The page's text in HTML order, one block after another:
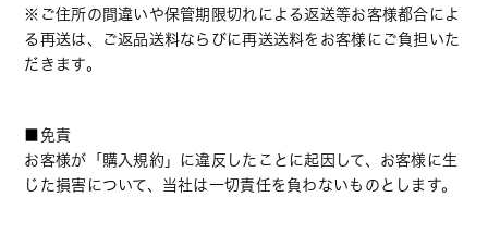
※ご住所の間違いや保管期限切れによる返送等お客様都合によ
る再送は、ご返品送料ならびに再送送料をお客様にご負担いた
だきます。
■免責
お客様が「購入規約」に違反したことに起因して、お客様に生
じた損害について、当社は一切責任を負わないものとします。